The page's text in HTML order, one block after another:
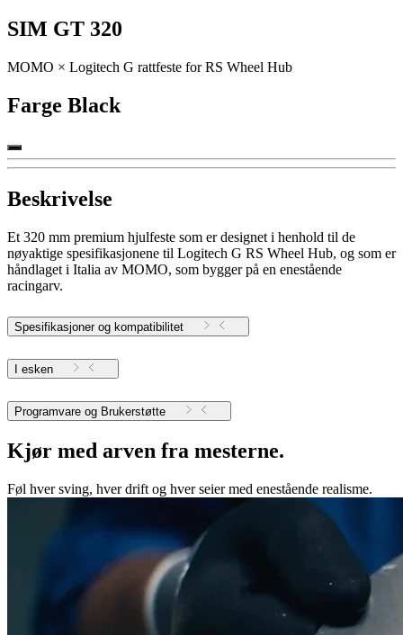
SIM GT 320
MOMO × Logitech G rattfeste for RS Wheel Hub
Farge Black
Beskrivelse
Et 320 mm premium hjulfeste som er designet i henhold til de
nøyaktige spesifikasjonene til Logitech G RS Wheel Hub, og som er
håndlaget i Italia av MOMO, som bygger på en enestående
racingarv.
Spesifikasjoner og kompatibilitet
I esken
Programvare og Brukerstøtte
Kjør med arven fra mesterne.
Føl hver sving, hver drift og hver seier med enestående realisme.